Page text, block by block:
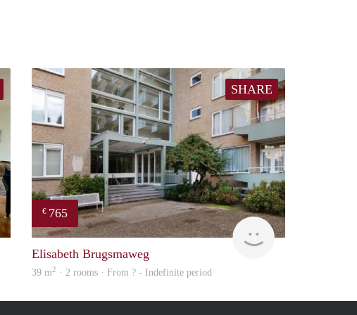
Real Estate
SHARE
€ 765
finder
Elisabeth Brugsmaweg
39 m2 · 2 rooms · From ? - Indefinite period